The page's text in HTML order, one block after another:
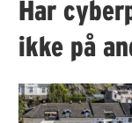
Har
ikke på